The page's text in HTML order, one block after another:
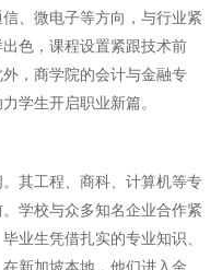
、微电子等方向，与行业紧
色，课程设置紧跟技术前
，商学院的会计与金融专
学生开启职业新篇。
其工程、商科、计算机等专
学校与众多知名企业合作紧
业生凭借扎实的专业知识、